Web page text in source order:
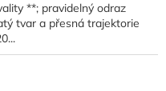
**; pravidelný odraz
tvar a přesná trajektorie